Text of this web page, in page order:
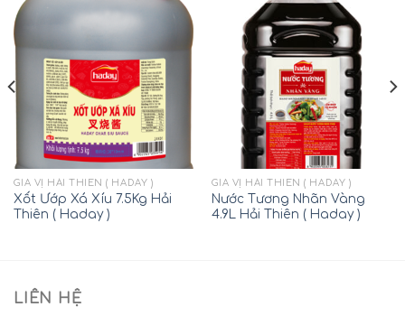
GIA VỊ HẢI THIÊN ( HADAY )
Xốt Ướp Xá Xíu 7.5Kg Hải
Thiên ( Haday )
GIA VỊ HẢI THIÊN ( HADAY )
Nước Tương Nhãn Vàng
4.9L Hải Thiên ( Haday )
LIÊN HỆ